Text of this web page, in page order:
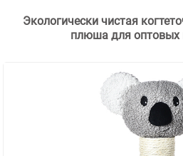
Экологически чистая
плюша для оптовых